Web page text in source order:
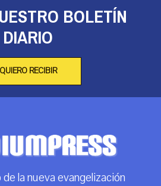
BOLETÍN
DIARIO
QUIERO RECIBIR
la nueva evangelización